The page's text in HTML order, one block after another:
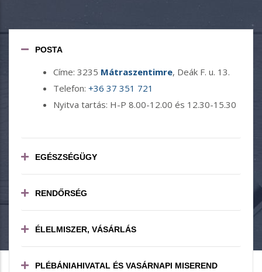
POSTA
Címe: 3235 Mátraszentimre, Deák F. u. 13.
Telefon: +36 37 351 721
Nyitva tartás: H-P 8.00-12.00 és 12.30-15.30
EGÉSZSÉGÜGY
RENDŐRSÉG
ÉLELMISZER, VÁSÁRLÁS
PLÉBÁNIAHIVATAL ÉS VASÁRNAPI MISEREND